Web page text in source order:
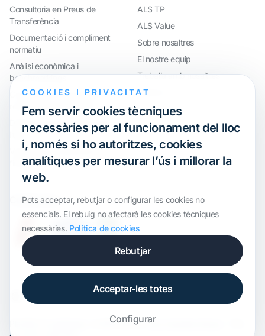
Consultoria en Preus de
Transferència
Documentació i compliment
normatiu
Anàlisi econòmica i
benchmarkings
Compliment internacional i
reorganització de grups
Defensa davant inspeccions i
litigis
Valoracions i operacions
financeres
ALS TP
ALS Value
Sobre nosaltres
El nostre equip
Treballa amb nosaltres
Webinar
Certification
, modificada perALS Transfer Pricing
COOKIES I PRIVACITAT
Fem servir cookies tècniques
necessàries per al funcionament del lloc
i, només si ho autoritzes, cookies
analítiques per mesurar l’ús i millorar la
web.
Pots acceptar, rebutjar o configurar les cookies no
essencials. El rebuig no afectarà les cookies tècniques
necessàries. Política de cookies
Rebutjar
Acceptar-les totes
Configurar